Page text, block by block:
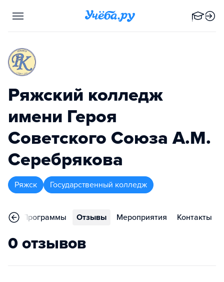
Ряжский колледж
имени Героя
Советского Союза А.М.
Серебрякова
Ряжск Государственный колледж
Программы Отзывы Мероприятия Контакты
0 отзывов